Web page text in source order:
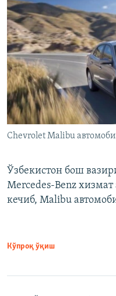
Chevrolet Malibu
Ўзбекистон бош
Mercedes-Benz
кечиб, Malibu
Кўпроқ ўқиш